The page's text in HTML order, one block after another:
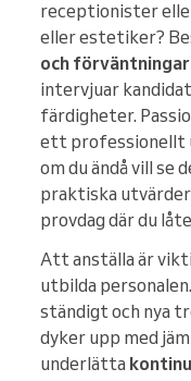
receptionister
eller estetiker?
och
intervjuar
färdigheter.
ett professionellt
om du ändå vill se
praktiska
provdag där du
Att anställa är
utbilda
ständigt och nya
dyker upp med
underlätta